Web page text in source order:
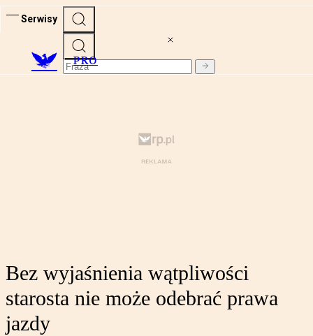
Serwisy
PRO
Bez wyjaśnienia wątpliwości
starosta nie może odebrać prawa
jazdy